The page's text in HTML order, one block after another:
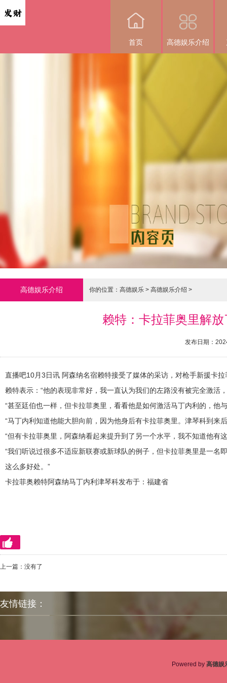
首页 高德娱乐介绍
高德娱乐介绍 你的位置： 高德娱乐 > 高德娱乐介绍 >
赖特：卡拉菲奥里解
发布日期：
直播吧10月3日讯 阿森纳名宿赖特接受了媒体的采访，对枪手新援卡
赖特表示：“他的表现非常好，我一直认为我们的左路没有被完全激活
“甚至廷伯也一样，但卡拉菲奥里，看看他是如何激活马丁内利的，他
“马丁内利知道他能大胆向前，因为他身后有卡拉菲奥里。津琴科到来
“但有卡拉菲奥里，阿森纳看起来提升到了另一个水平，我不知道他有
“我们听说过很多不适应新联赛或新球队的例子，但卡拉菲奥里是一
这么多好处。”
卡拉菲奥赖特阿森纳马丁内利津琴科发布于：福建省
上一篇：没有了
友情链接：
Powered by 高德娱